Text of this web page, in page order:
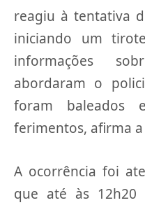
reagiu à tentativa
iniciando um
informações
abordaram o
foram baleados
ferimentos, afirma
A ocorrência foi
que até às 12h20